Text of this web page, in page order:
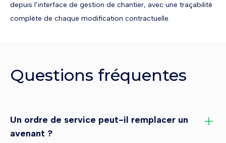
depuis l’interface de gestion de chantier, avec une traçabilité
complète de chaque modification contractuelle.
Questions fréquentes
Un ordre de service peut-il remplacer un
avenant ?